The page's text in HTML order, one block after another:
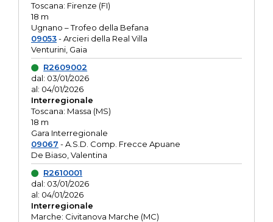
Toscana: Firenze (FI)
18 m
Ugnano – Trofeo della Befana
09053- Arcieri della Real Villa
Venturini, Gaia
R2609002
dal: 03/01/2026
al: 04/01/2026
Interregionale
Toscana: Massa (MS)
18 m
Gara Interregionale
09067 - A.S.D. Comp. Frecce Apuane
De Biaso, Valentina
R2610001
dal: 03/01/2026
al: 04/01/2026
Interregionale
Marche: Civitanova Marche (MC)